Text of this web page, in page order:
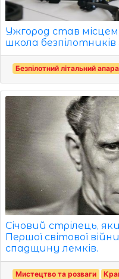
Ужгород став
школа
Безпілотний літальний
Січовий стрілець,
Першої світової
спадщину лемків.
Мистецтво та розваги